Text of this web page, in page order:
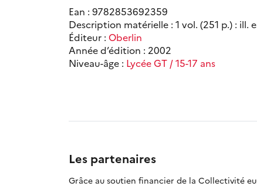
Ean : 9782853692359
Description matérielle : 1 vol. (251 p.) : ill.
Éditeur : Oberlin
Année d’édition : 2002
Niveau-âge : Lycée GT / 15-17 ans
Les partenaires
Grâce au soutien financier de la Collectivité